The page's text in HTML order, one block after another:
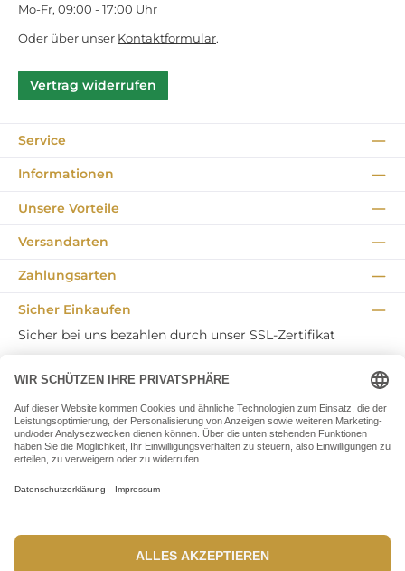
Mo-Fr, 09:00 - 17:00 Uhr
Oder über unser Kontaktformular.
Vertrag widerrufen
Service
Informationen
Unsere Vorteile
Versandarten
Zahlungsarten
Sicher Einkaufen
Sicher bei uns bezahlen durch unser SSL-Zertifikat
FacebookInstagramTikTok